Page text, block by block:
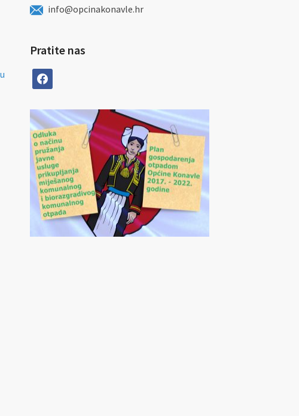
info@opcinakonavle.hr
Pratite nas
facebook